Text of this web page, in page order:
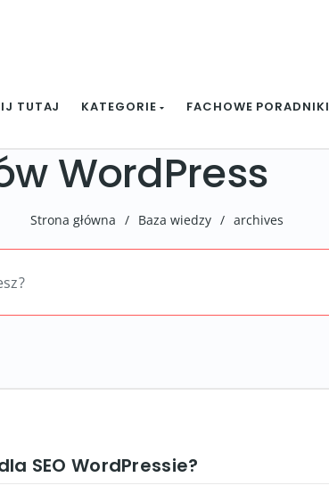
TUTAJ KATEGORIE FACHOWE PORADNIKI
WordPress
Strona główna / Baza wiedzy / archives
SEO WordPressie?